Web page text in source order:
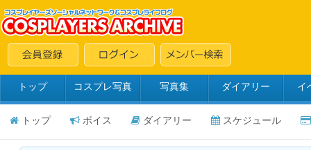
トップ コスプレ写真 写真集 ダイアリー イ
トップ ボイス ダイアリー スケジュール